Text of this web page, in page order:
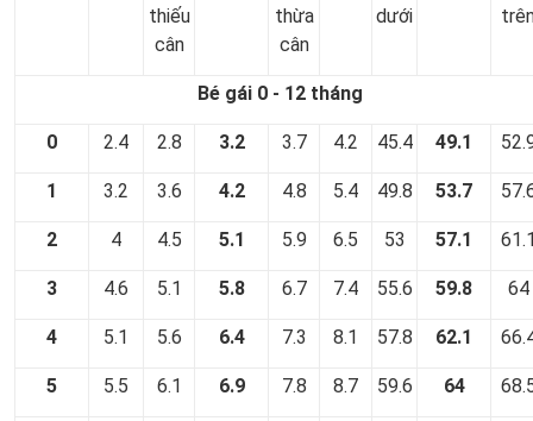
thiếu
cân
thừa
cân
dưới
Bé gái 0 - 12 tháng
0 2.4 2.8 3.2 3.7 4.2 45.4 49.1
1 3.2 3.6 4.2 4.8 5.4 49.8 53.7
2 4 4.5 5.1 5.9 6.5 53 57.1
3 4.6 5.1 5.8 6.7 7.4 55.6 59.8 64
4 5.1 5.6 6.4 7.3 8.1 57.8 62.1
5 5.5 6.1 6.9 7.8 8.7 59.6 64